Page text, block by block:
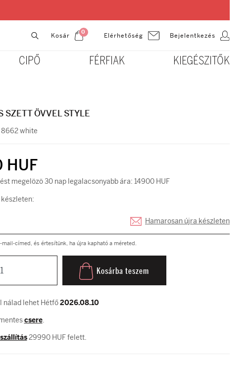
Kosár
0
Elérhetőség Bejelentkezés
CIPŐ FÉRFIAK KIEGÉSZITŐK
SZETT ÖVVEL STYLE
8662 white
HUF
megelözö 30 nap legalacsonyabb ára: 14900 HUF
Hamarosan újra készleten
mail-címed, és értesítünk, ha újra kapható a méreted.
Kosárba teszem
nálad lehet Hétfő2026.08.10
csere.
29990 HUF felett.